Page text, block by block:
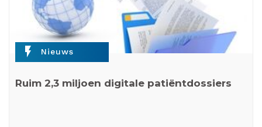
flash_on Nieuws
Ruim 2,3 miljoen digitale patiëntdossiers